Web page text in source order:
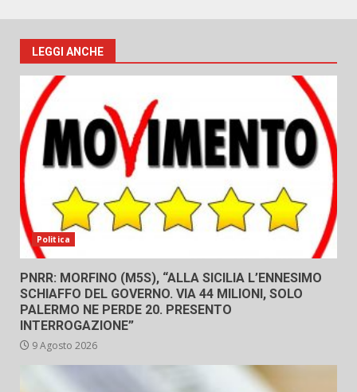
LEGGI ANCHE
Politica
PNRR: MORFINO (M5S), “ALLA SICILIA L’ENNESIMO
SCHIAFFO DEL GOVERNO. VIA 44 MILIONI, SOLO
PALERMO NE PERDE 20. PRESENTO
INTERROGAZIONE”
9 Agosto 2026